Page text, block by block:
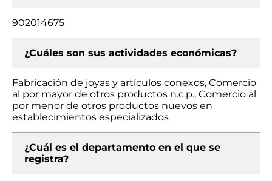
902014675
¿Cuáles son sus actividades económicas?
Fabricación de joyas y artículos conexos, Comercio
al por mayor de otros productos n.c.p., Comercio al
por menor de otros productos nuevos en
establecimientos especializados
¿Cuál es el departamento en el que se
registra?